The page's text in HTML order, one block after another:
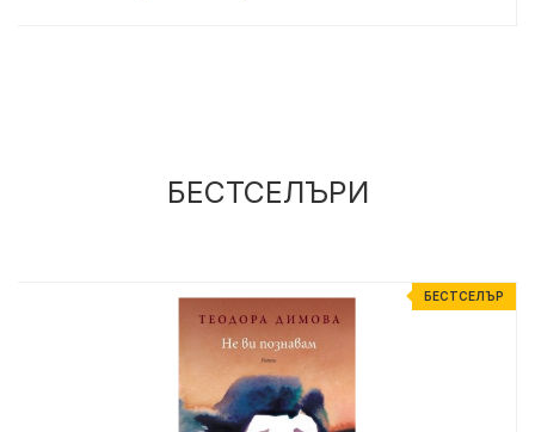
БЕСТСЕЛЪРИ
БЕСТСЕЛЪР